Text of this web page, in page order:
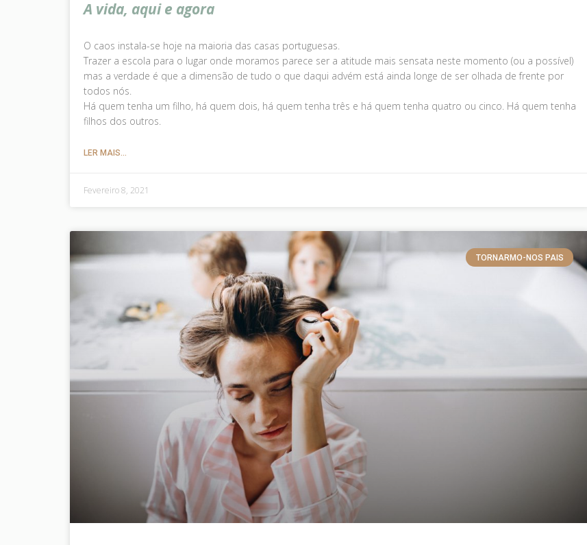
A vida, aqui e agora
O caos instala-se hoje na maioria das casas portuguesas.
Trazer a escola para o lugar onde moramos parece ser a atitude mais sensata neste momento (ou a possível)
mas a verdade é que a dimensão de tudo o que daqui advém está ainda longe de ser olhada de frente por
todos nós.
Há quem tenha um filho, há quem dois, há quem tenha três e há quem tenha quatro ou cinco. Há quem tenha
filhos dos outros.
LER MAIS...
Fevereiro 8, 2021
TORNARMO-NOS PAIS